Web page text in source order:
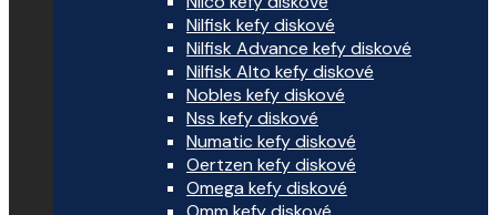
Nilfisk kefy diskové
Nilfisk Advance kefy diskové
Nilfisk Alto kefy diskové
Nobles kefy diskové
Nss kefy diskové
Numatic kefy diskové
Oertzen kefy diskové
Omega kefy diskové